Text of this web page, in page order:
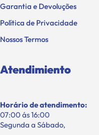
Garantia e Devoluções
Política de Privacidade
Nossos Termos
Atendimiento
Horário de atendimento:
07:00 ás 16:00
Segunda a Sábado,